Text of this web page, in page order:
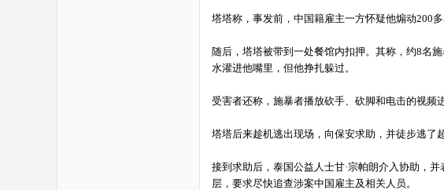
塔塔称，事发前，中国籍雇主一方怀疑他煽动200
随后，塔塔被带到一处餐馆内扣押。其称，约8名
水灌进他嘴里，但他挣扎躲过。
受害者还称，施暴者播放砍手、砍脚和电击的视频
塔塔后来趁机逃出现场，向保安求助，并徒步逃
接到求助后，泰国公益人士甘·宗帕朗介入协助，
层，要求尽快追查涉案中国雇主及相关人员。